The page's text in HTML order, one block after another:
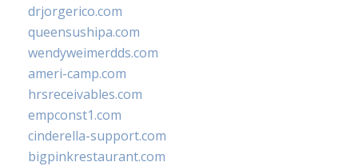
drjorgerico.com
queensushipa.com
wendyweimerdds.com
ameri-camp.com
hrsreceivables.com
empconst1.com
cinderella-support.com
bigpinkrestaurant.com